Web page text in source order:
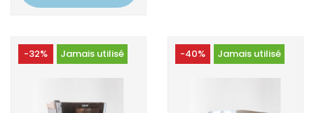
-32% Jamais utilisé -40% Jamais utilisé